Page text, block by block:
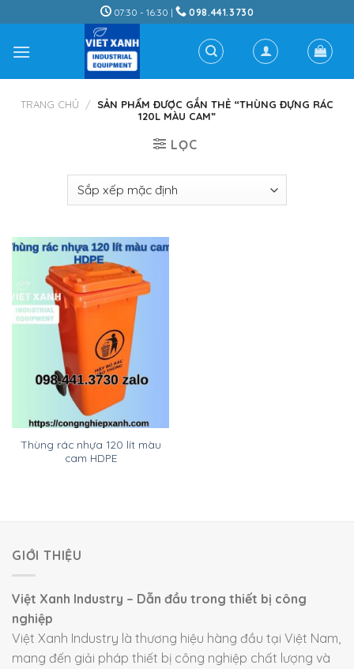
to
content
07:30 - 16:30 | 098.441.3730
TRANG CHỦ / SẢN PHẨM ĐƯỢC GẮN THẺ “THÙNG ĐỰNG RÁC
120L MÀU CAM”
LỌC
Thùng rác nhựa 120 lít màu
cam HDPE
GIỚI THIỆU
Việt Xanh Industry – Dẫn đầu trong thiết bị công
nghiệp
Việt Xanh Industry là thương hiệu hàng đầu tại Việt Nam,
mang đến giải pháp thiết bị công nghiệp chất lượng và